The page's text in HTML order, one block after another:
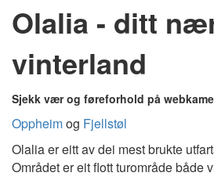
Olalia - ditt
vinterland
Sjekk vær og føreforhold på
Oppheimog Fjellstøl
Olalia er eitt av dei mest brukte
Området er eit flott turområde både